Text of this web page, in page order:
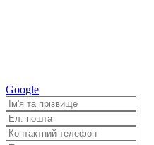
Google